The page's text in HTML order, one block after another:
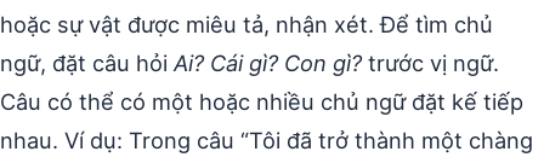
hoặc sự vật được miêu tả, nhận xét. Để tìm chủ
ngữ, đặt câu hỏi Ai? Cái gì? Con gì?trước vị ngữ.
Câu có thể có một hoặc nhiều chủ ngữ đặt kế tiếp
nhau. Ví dụ: Trong câu “Tôi đã trở thành một chàng